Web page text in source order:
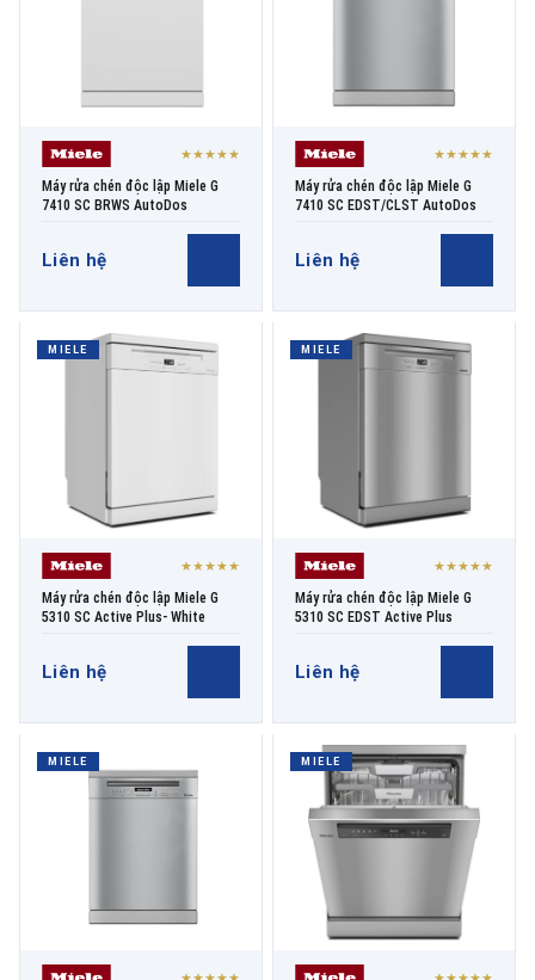
★★★★★
Máy rửa chén độc lập Miele G
7410 SC BRWS AutoDos
Liên hệ
★★★★★
Máy rửa chén độc lập Miele G
7410 SC EDST/CLST AutoDos
Liên hệ
MIELE
★★★★★
Máy rửa chén độc lập Miele G
5310 SC Active Plus- White
Liên hệ
MIELE
★★★★★
Máy rửa chén độc lập Miele G
5310 SC EDST Active Plus
Liên hệ
MIELE MIELE